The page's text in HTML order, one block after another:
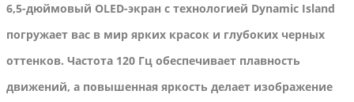
6,5-дюймовый OLED-экран с технологией Dynamic Island
погружает вас в мир ярких красок и глубоких черных
оттенков. Частота 120 Гц обеспечивает плавность
движений, а повышенная яркость делает изображение